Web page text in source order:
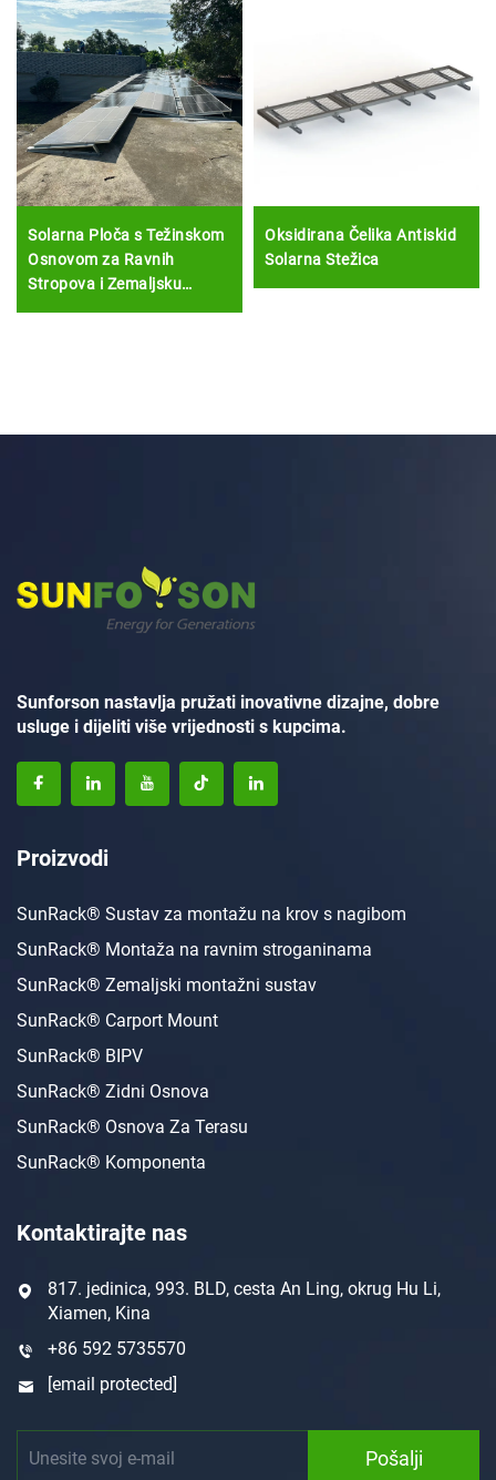
Solarna Ploča s Težinskom
Osnovom za Ravnih
Stropova i Zemaljsku
Oksidirana Čelika Antiskid
Solarna Stežica
Sunforson nastavlja pružati inovativne dizajne, dobre
usluge i dijeliti više vrijednosti s kupcima.
Proizvodi
SunRack® Sustav za montažu na krov s nagibom
SunRack® Montaža na ravnim stroganinama
SunRack® Zemaljski montažni sustav
SunRack® Carport Mount
SunRack® BIPV
SunRack® Zidni Osnova
SunRack® Osnova Za Terasu
SunRack® Komponenta
Kontaktirajte nas
817. jedinica, 993. BLD, cesta An Ling, okrug Hu Li,
Xiamen, Kina
+86 592 5735570
[email protected]
Pošalji